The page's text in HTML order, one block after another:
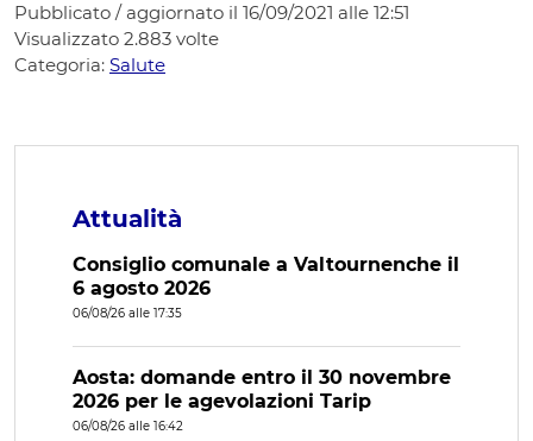
Pubblicato / aggiornato il 16/09/2021 alle 12:51
Visualizzato 2.883 volte
Categoria: Salute
Attualità
Consiglio comunale a Valtournenche il
6 agosto 2026
06/08/26 alle 17:35
Aosta: domande entro il 30 novembre
2026 per le agevolazioni Tarip
06/08/26 alle 16:42